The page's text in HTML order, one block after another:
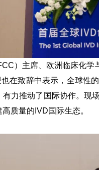
）主席、欧洲临床化学
也在致辞中表示，全球性
力推动了国际协作。现
质量的IVD国际生态。